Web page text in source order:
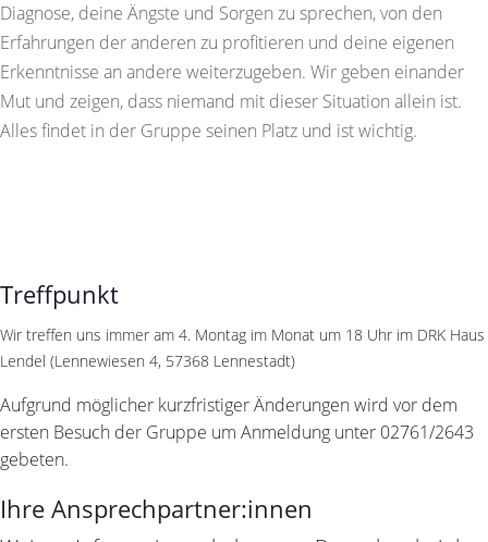
Diagnose, deine Ängste und Sorgen zu sprechen, von den
Erfahrungen der anderen zu profitieren und deine eigenen
Erkenntnisse an andere weiterzugeben. Wir geben einander
Mut und zeigen, dass niemand mit dieser Situation allein ist.
Alles findet in der Gruppe seinen Platz und ist wichtig.
Treffpunkt
Wir treffen uns immer am 4. Montag im Monat um 18 Uhr im DRK Haus
Lendel (Lennewiesen 4, 57368 Lennestadt)
Aufgrund möglicher kurzfristiger Änderungen wird vor dem
ersten Besuch der Gruppe um Anmeldung unter 02761/2643
gebeten.
Ihre Ansprechpartner:innen